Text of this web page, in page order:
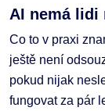
AI nemá lidi
Co to v praxi
ještě není
pokud nijak
fungovat za pár